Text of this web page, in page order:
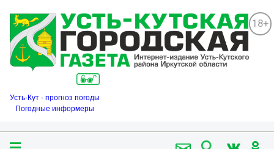
18+
Усть-Кут - прогноз погоды
Погодные информеры